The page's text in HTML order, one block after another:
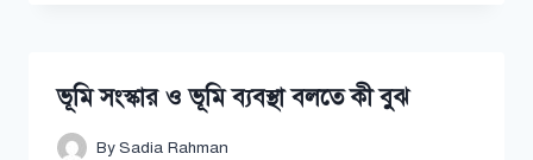
ভূমি সংস্কার ও ভূমি ব্যবস্থা বলতে কী বুঝ
BySadia Rahman